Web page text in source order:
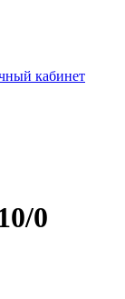
кабинет
0